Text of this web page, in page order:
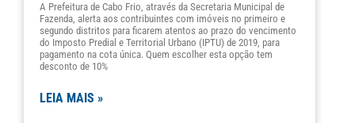
A Prefeitura de Cabo Frio, através da Secretaria Municipal de
Fazenda, alerta aos contribuintes com imóveis no primeiro e
segundo distritos para ficarem atentos ao prazo do vencimento
do Imposto Predial e Territorial Urbano (IPTU) de 2019, para
pagamento na cota única. Quem escolher esta opção tem
desconto de 10%
LEIA MAIS »